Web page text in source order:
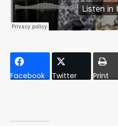
Facebook Twitter Print